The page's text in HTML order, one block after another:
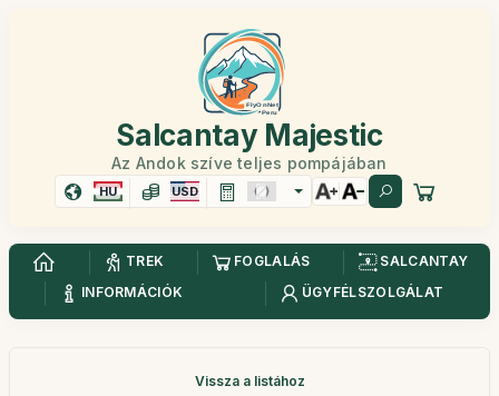
Salcantay Majestic
Az Andok szíve teljes pompájában
HU USD
TREK FOGLALÁS
SALCANTAY
INFORMÁCIÓK
ÜGYFÉLSZOLGÁLAT
Vissza a listához